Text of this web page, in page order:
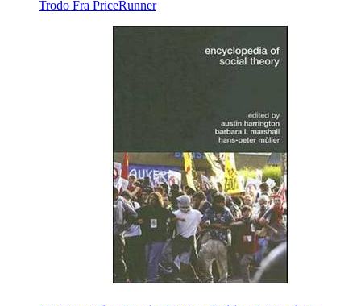
Trodo Fra PriceRunner